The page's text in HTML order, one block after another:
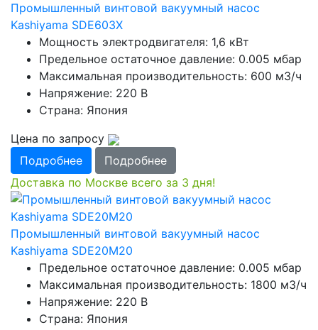
Промышленный винтовой вакуумный насос
Kashiyama SDE603X
Мощность электродвигателя: 1,6 кВт
Предельное остаточное давление: 0.005 мбар
Максимальная производительность: 600 м3/ч
Напряжение: 220 В
Страна: Япония
Цена по запросу
Подробнее
Подробнее
Доставка по Москве всего за 3 дня!
Промышленный винтовой вакуумный насос
Kashiyama SDE20M20
Предельное остаточное давление: 0.005 мбар
Максимальная производительность: 1800 м3/ч
Напряжение: 220 В
Страна: Япония